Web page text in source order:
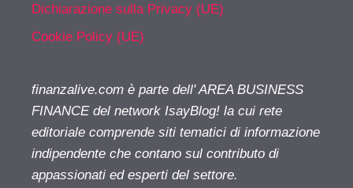
Dichiarazione sulla Privacy (UE)
Cookie Policy (UE)
finanzalive.com è parte dell' AREA BUSINESS
FINANCE del network IsayBlog! la cui rete
editoriale comprende siti tematici di informazione
indipendente che contano sul contributo di
appassionati ed esperti del settore.